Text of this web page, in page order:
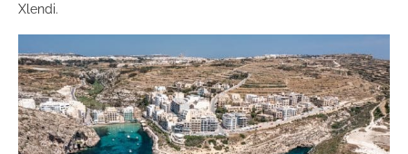
Xlendi.